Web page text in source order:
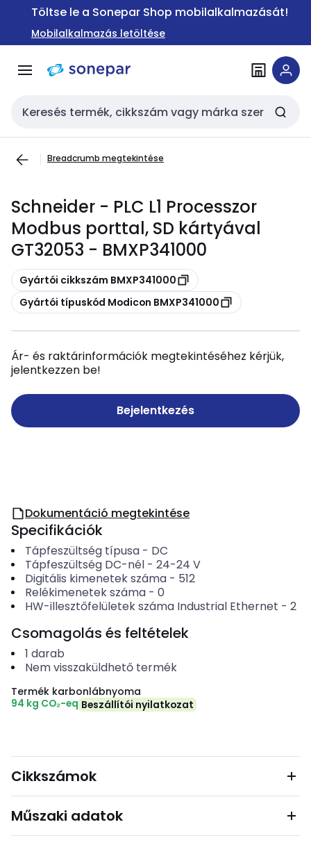
Ugrás a
Ugrás a
tartalomra
Töltse le a Sonepar Shop mobilalkalmazását!
Mobilalkalmazás letöltése
Keresési bemenet
Breadcrumb megtekintése
Schneider - PLC L1 Processzor
Modbus porttal, SD kártyával
GT32053 - BMXP341000
Másolás
Gyártói cikkszám BMXP341000
Másolás
Gyártói típuskód Modicon BMXP341000
Ár- és raktárinformációk megtekintéséhez kérjük,
jelentkezzen be!
Bejelentkezés
Dokumentáció megtekintése
Specifikációk
Tápfeszültség típusa- DC
Tápfeszültség DC-nél- 24-24 V
Digitális kimenetek száma- 512
Relékimenetek száma- 0
HW-illesztőfelületek száma Industrial Ethernet - 2
Csomagolás és feltételek
1 darab
Nem visszaküldhető termék
Termék karbonlábnyoma
94 kg CO₂-eq Beszállítói nyilatkozat
Cikkszámok
Műszaki adatok